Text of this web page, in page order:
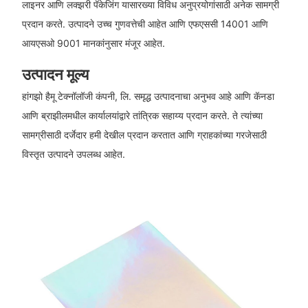
लाइनर आणि लक्झरी पॅकेजिंग यासारख्या विविध अनुप्रयोगांसाठी अनेक सामग्री
प्रदान करते. उत्पादने उच्च गुणवत्तेची आहेत आणि एफएससी 14001 आणि
आयएसओ 9001 मानकांनुसार मंजूर आहेत.
उत्पादन मूल्य
हांगझो हैमू टेक्नॉलॉजी कंपनी, लि. समृद्ध उत्पादनाचा अनुभव आहे आणि कॅनडा
आणि ब्राझीलमधील कार्यालयांद्वारे तांत्रिक सहाय्य प्रदान करते. ते त्यांच्या
सामग्रीसाठी दर्जेदार हमी देखील प्रदान करतात आणि ग्राहकांच्या गरजेसाठी
विस्तृत उत्पादने उपलब्ध आहेत.